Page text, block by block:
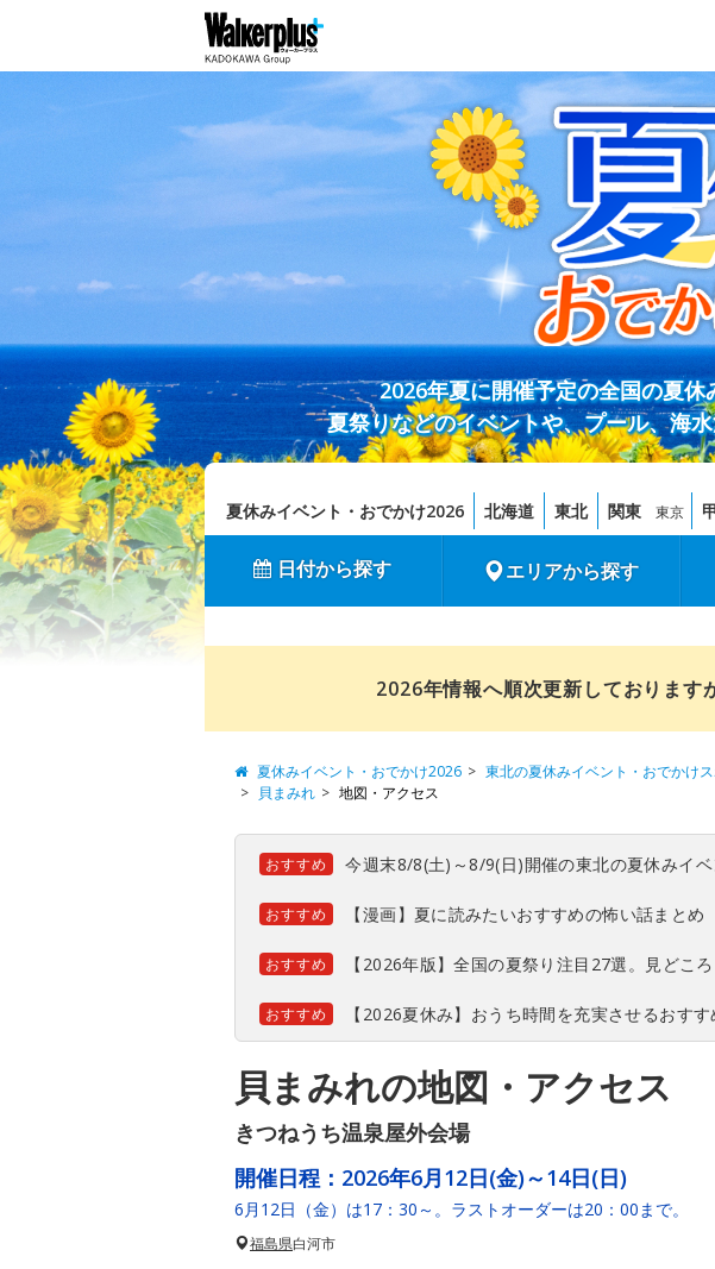
2026年夏に開催予定の全国の夏
夏祭りなどのイベントや、プール、海
夏休みイベント・おでかけ2026 北海道 東北 関東 東京
日付から探す エリアから探す
2026年情報へ順次更新しております
夏休みイベント・おでかけ2026 東北の夏休みイベント・おでかけス
貝まみれ
地図・アクセス
おすすめ 今週末8/8(土)～8/9(日)開催の東北の夏休みイ
おすすめ 【漫画】夏に読みたいおすすめの怖い話まとめ
おすすめ 【2026年版】全国の夏祭り注目27選。見どこ
おすすめ 【2026夏休み】おうち時間を充実させるおす
貝まみれの地図・アクセス
きつねうち温泉屋外会場
開催日程： 2026年6月12日(金)～14日(日)
6月12日（金）は17：30～。ラストオーダーは20：00まで。
福島県白河市